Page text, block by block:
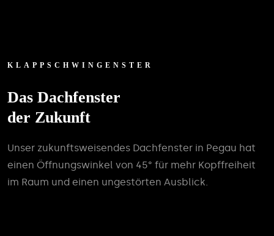
KLAPPSCHWINGENSTER
Das Dachfenster
der Zukunft
Unser zukunftsweisendes Dachfenster in Pegau hat
einen Öffnungswinkel von 45° für mehr Kopffreiheit
im Raum und einen ungestörten Ausblick.